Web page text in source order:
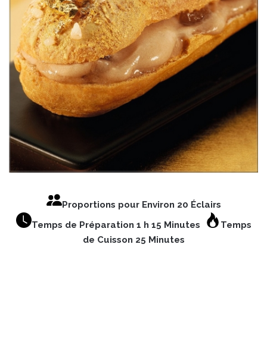
Proportions pour Environ 20 Éclairs
Temps de Préparation 1 h 15 Minutes
Temps
de Cuisson 25 Minutes